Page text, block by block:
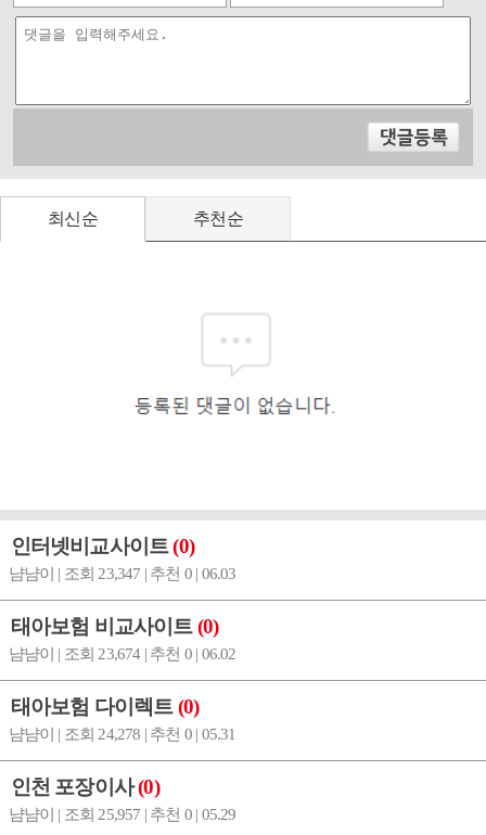
최신순 추천순
인터넷비교사이트(0)
냠냠이 | 조회 23,347 | 추천 0 | 06.03
태아보험 비교사이트(0)
냠냠이 | 조회 23,674 | 추천 0 | 06.02
태아보험 다이렉트(0)
냠냠이 | 조회 24,278 | 추천 0 | 05.31
인천 포장이사(0)
냠냠이 | 조회 25,957 | 추천 0 | 05.29